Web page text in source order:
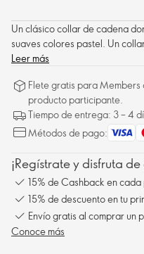
Un clásico collar de cadena
suaves colores pastel. Un
Leer más
Flete gratis para
producto participante.
Tiempo de entrega: 3 – 4
Métodos de pago:
¡Regístrate y disfruta
15% de Cashback en
15% de descuento en tu
Envío gratis al comprar un
Conoce más